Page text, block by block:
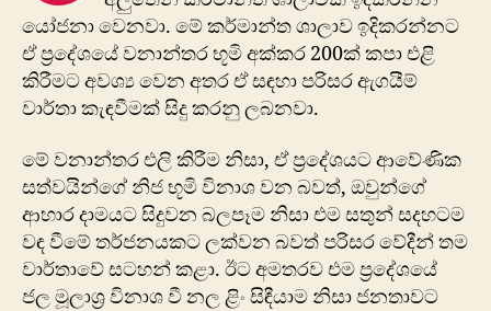
යෝජනා වෙනවා. මේ කර්මාන්ත ශාලාව ඉදිකරන්නට
ඒ ප්‍රදේශයේ වනාන්තර භූමි අක්කර 200ක් කපා එළි
කිරීමට අවශ්‍ය වෙන අතර ඒ සඳහා පරිසර ඇගයීම්
වාර්තා කැඳවීමක් සිදු කරනු ලබනවා.
මේ වනාන්තර එලි කිරීම නිසා, ඒ ප්‍රදේශයට ආවේණික
සත්වයින්ගේ නිජ භූමි විනාශ වන බවත්, ඔවුන්ගේ
ආහාර දාමයට සිදුවන බලපෑම නිසා එම සතුන් සදහටම
වඳ වී​මේ තර්ජනයකට ලක්වන බවත් පරිසර වේදීන් තම
වාර්තාවේ සටහන් කළා. ඊට අමතරව එම ප්‍රදේශයේ
ජල මූලාශ්‍ර විනාශ වී නල ළිං සිඳීයාම නිසා ජනතාවට